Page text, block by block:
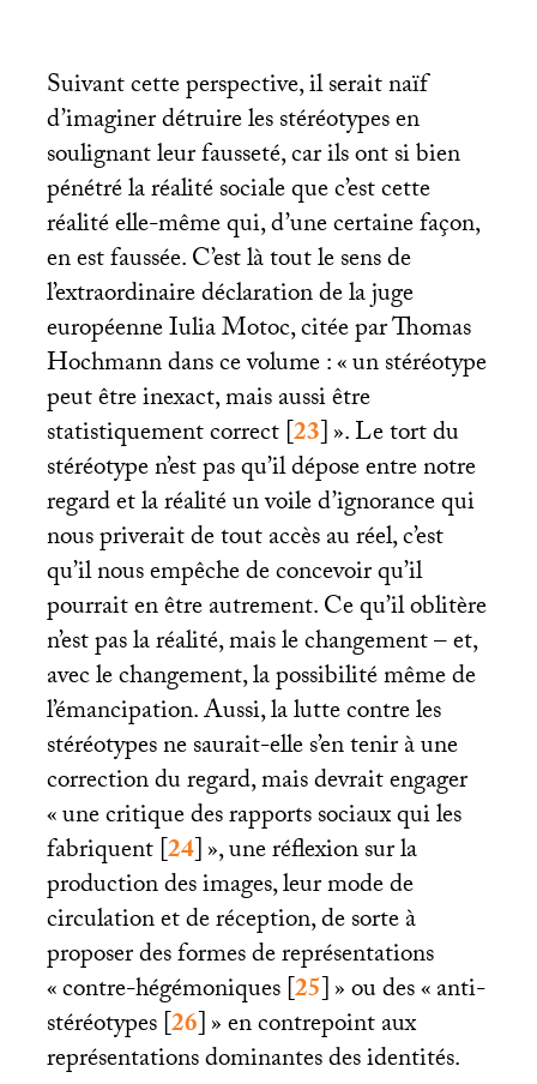
Suivant cette perspective, il serait naïf
d’imaginer détruire les stéréotypes en
soulignant leur fausseté, car ils ont si bien
pénétré la réalité sociale que c’est cette
réalité elle-même qui, d’une certaine façon,
en est faussée. C’est là tout le sens de
l’extraordinaire déclaration de la juge
européenne Iulia Motoc, citée par Thomas
Hochmann dans ce volume : «un stéréotype
peut être inexact, mais aussi être
statistiquement correct[23]». Le tort du
stéréotype n’est pas qu’il dépose entre notre
regard et la réalité un voile d’ignorance qui
nous priverait de tout accès au réel, c’est
qu’il nous empêche de concevoir qu’il
pourrait en être autrement. Ce qu’il oblitère
n’est pas la réalité, mais le changement – et,
avec le changement, la possibilité même de
l’émancipation. Aussi, la lutte contre les
stéréotypes ne saurait-elle s’en tenir à une
correction du regard, mais devrait engager
«une critique des rapports sociaux qui les
fabriquent[24]», une réflexion sur la
production des images, leur mode de
circulation et de réception, de sorte à
proposer des formes de représentations
«contre-hégémoniques[25]» ou des «anti-
stéréotypes[26]» en contrepoint aux
représentations dominantes des identités.